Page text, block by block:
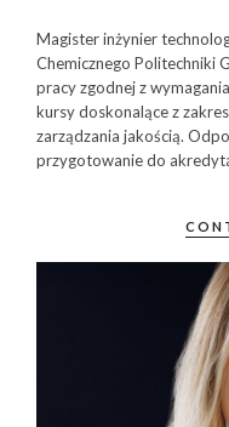
Magister inżynier
Chemicznego Politechniki
pracy zgodnej z
kursy doskonalące z
zarządzania jakością.
przygotowanie do